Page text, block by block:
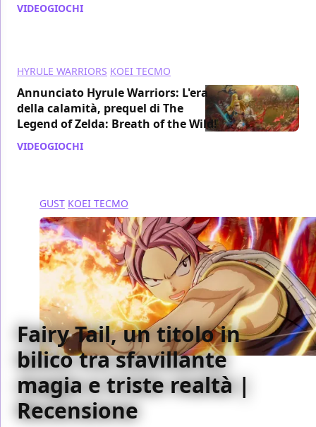
VIDEOGIOCHI
HYRULE WARRIORS KOEI TECMO
Annunciato Hyrule Warriors: L'era
della calamità, prequel di The
Legend of Zelda: Breath of the Wild!
VIDEOGIOCHI
GUST KOEI TECMO
Fairy Tail, un titolo in
bilico tra sfavillante
magia e triste realtà |
Recensione